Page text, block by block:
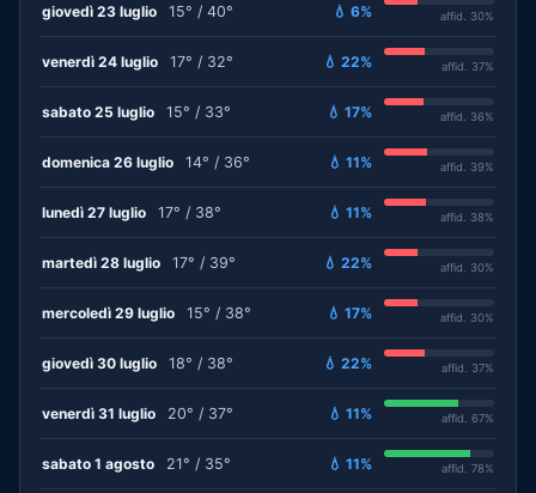
giovedì 23 luglio 15° / 40° 💧 6% affid. 30%
venerdì 24 luglio 17° / 32° 💧 22% affid. 37%
sabato 25 luglio 15° / 33° 💧 17% affid. 36%
domenica 26 luglio 14° / 36° 💧 11% affid. 39%
lunedì 27 luglio 17° / 38° 💧 11% affid. 38%
martedì 28 luglio 17° / 39° 💧 22% affid. 30%
mercoledì 29 luglio 15° / 38° 💧 17% affid. 30%
giovedì 30 luglio 18° / 38° 💧 22% affid. 37%
venerdì 31 luglio 20° / 37° 💧 11% affid. 67%
sabato 1 agosto 21° / 35° 💧 11% affid. 78%